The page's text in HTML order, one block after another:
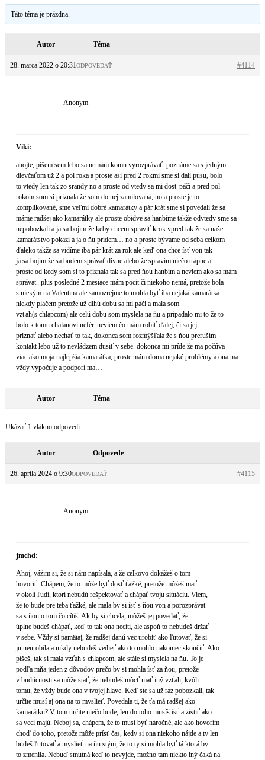
Táto téma je prázdna.
Autor Téma
28. marca 2022 o 20:31 #4114
ODPOVEDAŤ
Anonym
Viki:
ahojte, píšem sem lebo sa nemám komu vyrozprávať. poznáme sa s jedným
dievčaťom už 2 a pol roka a proste asi pred 2 rokmi sme si dali pusu, bolo
to vtedy len tak zo srandy no a proste od vtedy sa mi dosť páči a pred pol
rokom som si priznala že som do nej zamilovaná, no a proste je to
komplikované, sme veľmi dobré kamarátky a pár krát sme si povedali že sa
máme radšej ako kamarátky ale proste obidve sa hanbíme takže odvtedy sme sa
nepobozkali a ja sa bojím že keby chcem spraviť krok vpred tak že sa naše
kamarátstvo pokazí a ja o ňu prídem… no a proste bývame od seba celkom
ďaleko takže sa vidíme iba pár krát za rok ale keď ona chce ísť von tak
ja sa bojím že sa budem správať divne alebo že spravím niečo trápne a
proste od kedy som si to priznala tak sa pred ňou hanbím a neviem ako sa mám
správať. plus posledné 2 mesiace mám pocit či niekoho nemá, pretože bola
s niekým na Valentína ale samozrejme to mohla byť iba nejaká kamarátka.
niekdy plačem pretože už dlhú dobu sa mi páči a mala som
vzťah(s chlapcom) ale celú dobu som myslela na ňu a pripadalo mi to že to
bolo k tomu chalanovi nefér. neviem čo mám robiť ďalej, či sa jej
priznať alebo nechať to tak, dokonca som rozmýšľala že s ňou preruším
kontakt lebo už to nevládzem dusiť v sebe. dokonca mi príde že ma počúva
viac ako moja najlepšia kamarátka, proste mám doma nejaké problémy a ona ma
vždy vypočuje a podporí ma…
Autor Téma
Ukázať 1 vlákno odpovedí
Autor Odpovede
26. apríla 2024 o 9:30 #4115
ODPOVEDAŤ
Anonym
jmchd:
Ahoj, vážim si, že si nám napísala, a že celkovo dokážeš o tom
hovoriť. Chápem, že to môže byť dosť ťažké, pretože môžeš mať
v okolí ľudí, ktorí nebudú rešpektovať a chápať tvoju situáciu. Viem,
že to bude pre teba ťažké, ale mala by si ísť s ňou von a porozprávať
sa s ňou o tom čo cítiš. Ak by si chcela, môžeš jej povedať, že
úplne budeš chápať, keď to tak ona necíti, ale aspoň to nebudeš držať
v sebe. Vždy si pamätaj, že radšej danú vec urobiť ako ľutovať, že si
ju neurobila a nikdy nebudeš vedieť ako to mohlo nakoniec skončiť. Ako
píšeš, tak si mala vzťah s chlapcom, ale stále si myslela na ňu. To je
podľa mňa jeden z dôvodov prečo by si mohla ísť za ňou, pretože
v budúcnosti sa môže stať, že nebudeš môcť mať iný vzťah, kvôli
tomu, že vždy bude ona v tvojej hlave. Keď ste sa už raz pobozkali, tak
určite musí aj ona na to myslieť. Povedala ti, že ťa má radšej ako
kamarátku? V tom určite niečo bude, len do toho musíš ísť a zistiť ako
sa veci majú. Neboj sa, chápem, že to musí byť náročné, ale ako hovorím
choď do toho, pretože môže prísť čas, kedy si ona niekoho nájde a ty len
budeš ľutovať a myslieť na ňu stým, že to ty si mohla byť tá ktorá by
to zmenila. Nebuď smutná keď to nevyjde, možno tam niekto iný čaká na